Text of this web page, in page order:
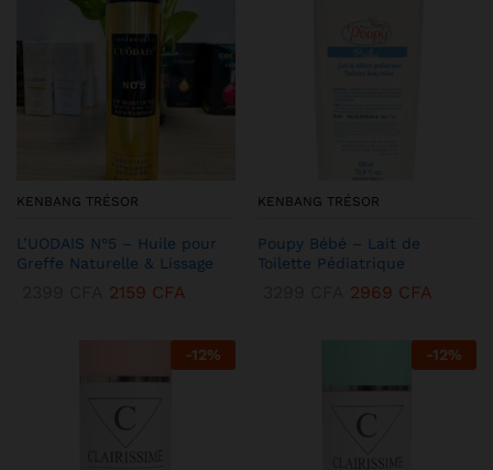
KENBANG TRÉSOR
L’UODAIS N°5 – Huile pour
Greffe Naturelle & Lissage
2159 CFA
KENBANG TRÉSOR
Poupy Bébé – Lait de
Toilette Pédiatrique
2969 CFA
-12% -12%